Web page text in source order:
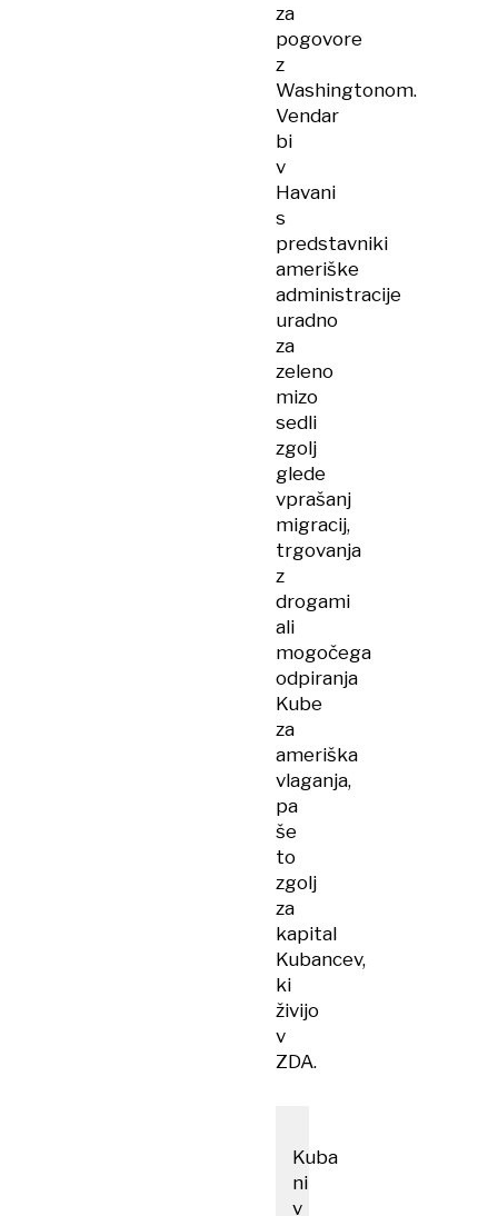
za
pogovore
z
Washingtonom.
Vendar
bi
v
Havani
s
predstavniki
ameriške
administracije
uradno
za
zeleno
mizo
sedli
zgolj
glede
vprašanj
migracij,
trgovanja
z
drogami
ali
mogočega
odpiranja
Kube
za
ameriška
vlaganja,
pa
še
to
zgolj
za
kapital
Kubancev,
ki
živijo
v
ZDA.
Kuba
ni
v